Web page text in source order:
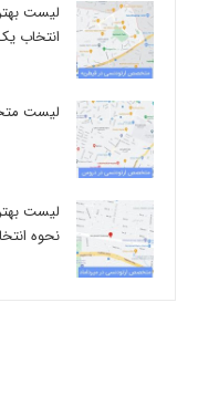
لیست
انتخاب
لیست
لیست
نحوه